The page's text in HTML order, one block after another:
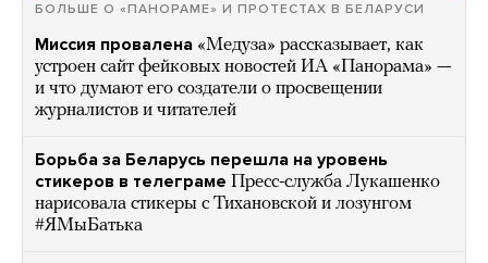
БОЛЬШЕ О «ПАНОРАМЕ» И ПРОТЕСТАХ В БЕЛАРУСИ
Миссия провалена «Медуза» рассказывает, как
устроен сайт фейковых новостей ИА «Панорама» —
и что думают его создатели о просвещении
журналистов и читателей
Борьба за Беларусь перешла на уровень
стикеров в телеграме Пресс-служба Лукашенко
нарисовала стикеры с Тихановской и лозунгом
#ЯМыБатька